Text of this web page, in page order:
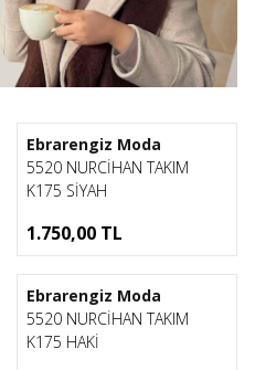
Ebrarengiz Moda
5520 NURCİHAN TAKIM
K175 SİYAH
1.750,00 TL
1
Ebrarengiz Moda
5520 NURCİHAN TAKIM
K175 HAKİ